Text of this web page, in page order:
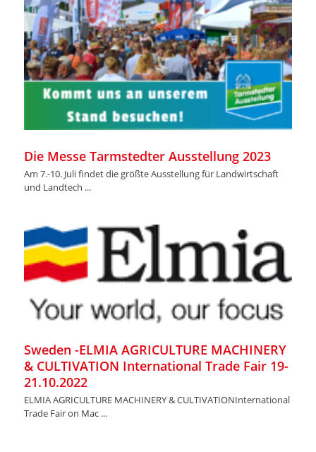
Die Messe Tarmstedter Ausstellung 2023
Am 7.-10. Juli findet die größte Ausstellung für Landwirtschaft
und Landtech ...
Sweden -ELMIA AGRICULTURE MACHINERY
& CULTIVATION International Trade Fair 19-
21.10.2022
ELMIA AGRICULTURE MACHINERY & CULTIVATIONInternational
Trade Fair on Mac ...